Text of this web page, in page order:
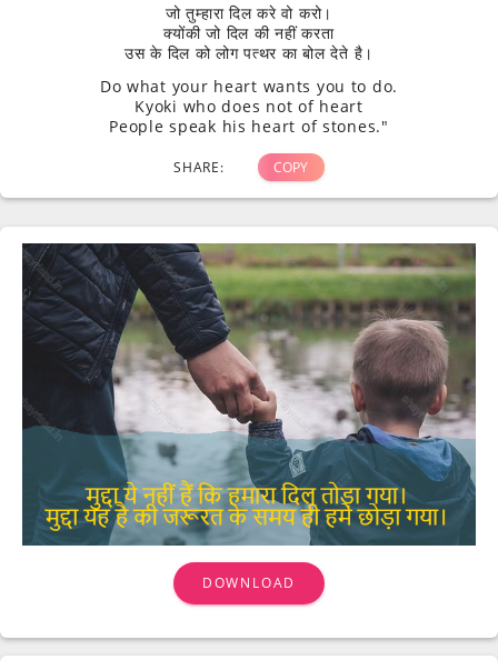
जो तुम्हारा दिल करे वो करो।
क्योंकी जो दिल की नहीं करता
उस के दिल को लोग पत्थर का बोल देते है।
Do what your heart wants you to do.
Kyoki who does not of heart
People speak his heart of stones."
SHARE: COPY
DOWNLOAD